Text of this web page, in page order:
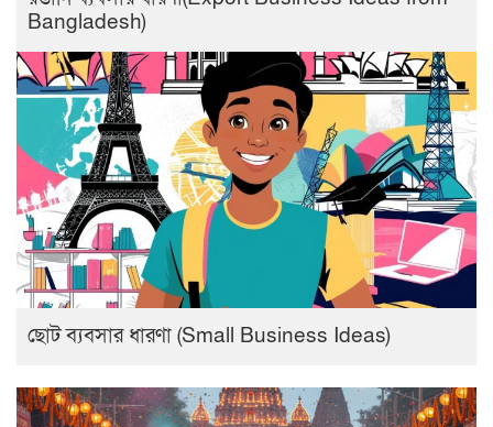
Bangladesh)
ছোট ব্যবসার ধারণা (Small Business Ideas)